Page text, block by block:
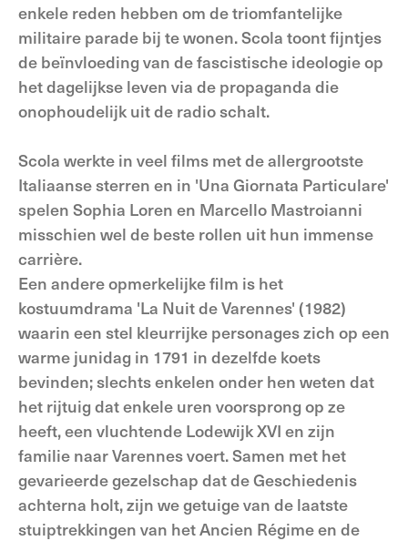
enkele reden hebben om de triomfantelijke
militaire parade bij te wonen. Scola toont fijntjes
de beïnvloeding van de fascistische ideologie op
het dagelijkse leven via de propaganda die
onophoudelijk uit de radio schalt.
Scola werkte in veel films met de allergrootste
Italiaanse sterren en in 'Una Giornata Particulare'
spelen Sophia Loren en Marcello Mastroianni
misschien wel de beste rollen uit hun immense
carrière.
Een andere opmerkelijke film is het
kostuumdrama 'La Nuit de Varennes' (1982)
waarin een stel kleurrijke personages zich op een
warme junidag in 1791 in dezelfde koets
bevinden; slechts enkelen onder hen weten dat
het rijtuig dat enkele uren voorsprong op ze
heeft, een vluchtende Lodewijk XVI en zijn
familie naar Varennes voert. Samen met het
gevarieerde gezelschap dat de Geschiedenis
achterna holt, zijn we getuige van de laatste
stuiptrekkingen van het Ancien Régime en de